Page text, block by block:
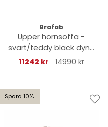
Brafab
Upper hörnsoffa -
svart/teddy black dyna
- DEAL
11242 kr 14990 kr
Spara 10%